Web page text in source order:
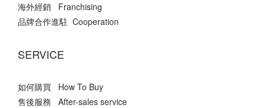
海外經銷 Franchising
品牌合作進駐 Cooperation
SERVICE
如何購買 How To Buy
售後服務 After-sales service